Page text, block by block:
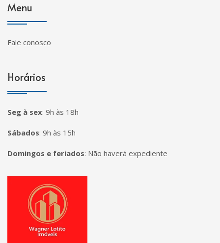
Menu
Fale conosco
Horários
Seg à sex: 9h às 18h
Sábados: 9h às 15h
Domingos e feriados: Não haverá expediente
Página inicial